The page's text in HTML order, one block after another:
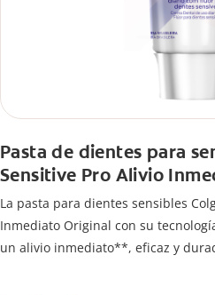
Pasta de dientes para
Sensitive Pro Alivio
La pasta para dientes sensibles
Inmediato Original con su
un alivio inmediato**, eficaz y